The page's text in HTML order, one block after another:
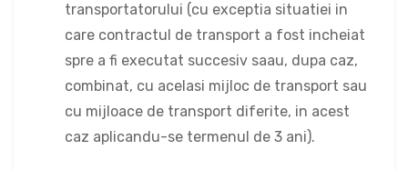
transportatorului (cu exceptia situatiei in
care contractul de transport a fost incheiat
spre a fi executat succesiv saau, dupa caz,
combinat, cu acelasi mijloc de transport sau
cu mijloace de transport diferite, in acest
caz aplicandu-se termenul de 3 ani).